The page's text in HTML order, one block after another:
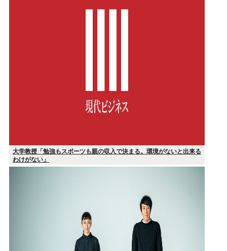
大学教授「勉強もスポーツも親の収入で決まる。環境がないと出来る
わけがない」